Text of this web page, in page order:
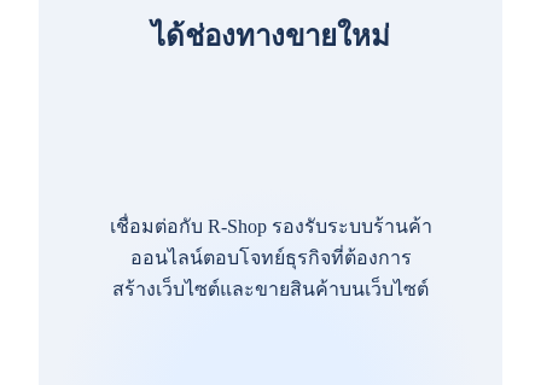
ได้ช่องทางขายใหม่
เชื่อมต่อกับ R-Shop รองรับระบบร้านค้า
ออนไลน์ตอบโจทย์ธุรกิจที่ต้องการ
สร้างเว็บไซต์และขายสินค้าบนเว็บไซต์